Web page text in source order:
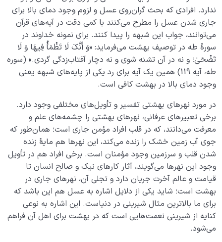
ندارد. افرادی که بحث گران‌روی عسل و لزوم وجود دمای بالا برای
جاری شدن عسل را مطرح می‌کنند با کمی دقت در آیه‌های قرآن
می‌توانند، جواب این شبهه را پیدا کنند. برای نمونه خداوند در
سورۀ طه در توصیف بهشت می‌فرماید: «وَ أَنَّکَ لَا تَظْمَأُ فِیهَا وَ لَا
تَضْحَىٰ؛ و نه در آن تشنه شوی و نه دچار آفتاب‌زدگی گردی.» (سوره
طه، آیه 119) همین یک آیه برای رد یکی از پایه‌های شبهه یعنی
وجود دمای بالا در بهشت کافی است.
در مورد نهرهای بهشتی تفسیر و تأویل‌های مختلفی وجود دارد.
برخی تعبیرهای عرفانی، نهرهای بهشتی را چشمه‌های علم و
معرفت می‌دانند، که در قلب افراد مؤمن جاری است؛ همان‌طور که
جوی آب زمین خشک را زنده می‌کند، این نهرها هم مایۀ زنده
شدن قلب و سرزمین وجود مؤمنان است. برخی افراد هم در تأویل
وجود این نهرها می‌گویند، آثار کارهای نیک و صالح انسان تا
قیامت و عالم آخرت جریان دارد و تجلی آن، نهرهای جاری در
بهشت است؛ شاید یکی از دلایل اشاره به عسل هم این باشد که
برای ما بالاترین مثال شیرینی در دنیاست. این اشاره به نوعی
کنایه از شیرینی نعمت‌هایی است که در بهشت برای اهل آن فراهم
می‌شود.